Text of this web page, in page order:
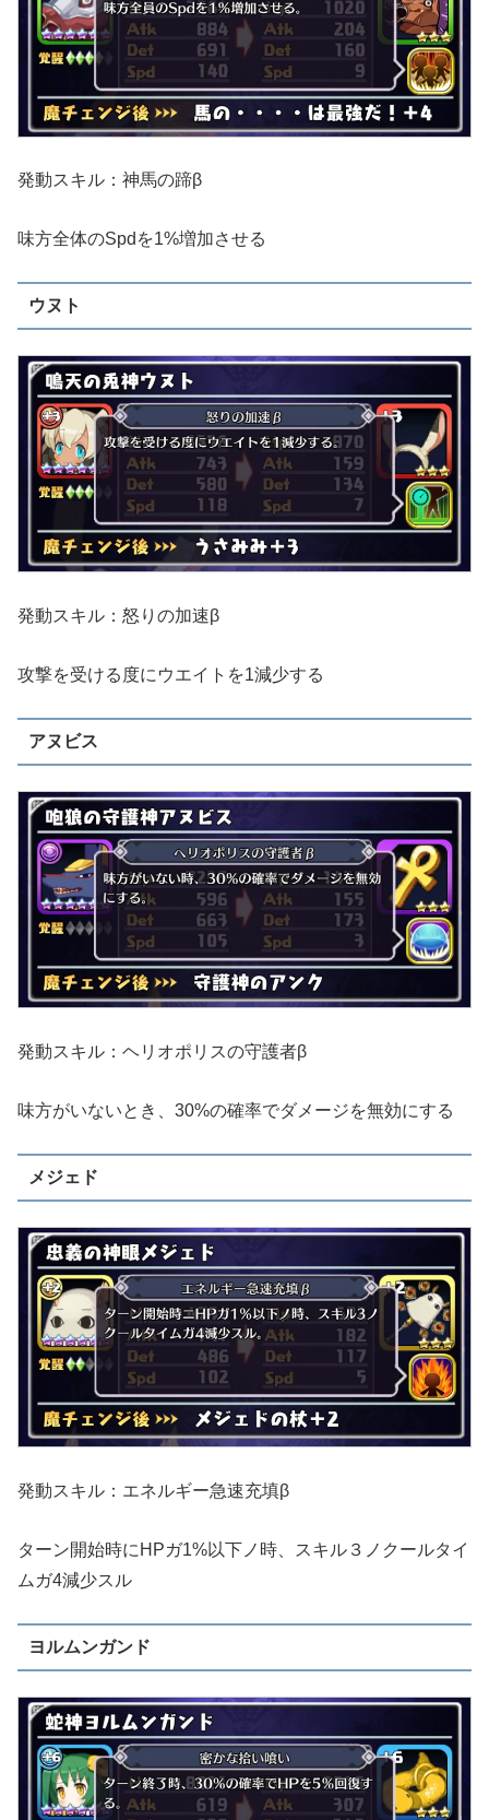
発動スキル：神馬の蹄β
味方全体のSpdを1%増加させる
ウヌト
発動スキル：怒りの加速β
攻撃を受ける度にウエイトを1減少する
アヌビス
発動スキル：ヘリオポリスの守護者β
味方がいないとき、30%の確率でダメージを無効にする
メジェド
発動スキル：エネルギー急速充填β
ターン開始時にHPガ1%以下ノ時、スキル３ノクールタイ
ムガ4減少スル
ヨルムンガンド